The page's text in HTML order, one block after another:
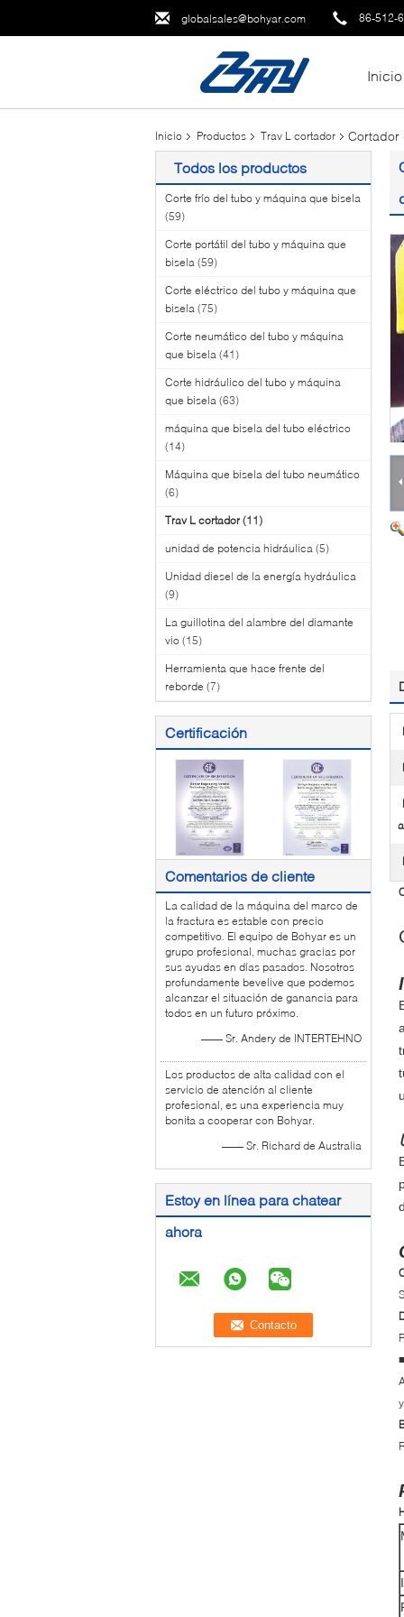
globalsales@bohyar.com 86-512-
Inicio
Inicio Productos Trav L cortador Cortador
Todos los productos
Corte frío del tubo y máquina que bisela
(59)
Corte portátil del tubo y máquina que
bisela (59)
Corte eléctrico del tubo y máquina que
bisela (75)
Corte neumático del tubo y máquina
que bisela (41)
Corte hidráulico del tubo y máquina
que bisela (63)
máquina que bisela del tubo eléctrico
(14)
Máquina que bisela del tubo neumático
(6)
Trav L cortador (11)
unidad de potencia hidráulica (5)
Unidad diesel de la energía hydráulica
(9)
La guillotina del alambre del diamante
vio (15)
Herramienta que hace frente del
reborde (7)
Certificación
Comentarios de cliente
La calidad de la máquina del marco de
la fractura es estable con precio
competitivo. El equipo de Bohyar es un
grupo profesional, muchas gracias por
sus ayudas en días pasados. Nosotros
profundamente bevelive que podemos
alcanzar el situación de ganancia para
todos en un futuro próximo.
—— Sr. Andery de INTERTEHNO
Los productos de alta calidad con el
servicio de atención al cliente
profesional, es una experiencia muy
bonita a cooperar con Bohyar.
—— Sr. Richard de Australia
Estoy en línea para chatear
ahora
■